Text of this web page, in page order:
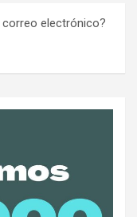
electrónico?